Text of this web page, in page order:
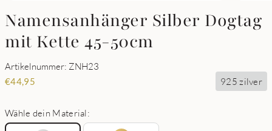
Namensanhänger Silber Dogtag
mit Kette 45-50cm
Artikelnummer: ZNH23
€44,95 925 zilver
Wähle dein Material: